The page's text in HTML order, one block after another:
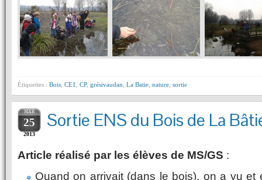
Étiquettes : Bois CE1 CP, grésivaudan La Batie nature sortie
MAR
25
2013
Sortie ENS du Bois de La
Article réalisé par les élèves de MS/GS :
Quand on arrivait (dans le bois), on a vu et